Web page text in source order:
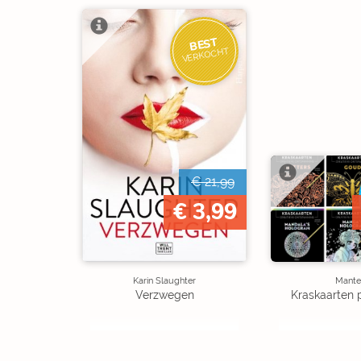
BEST
VERKOCHT
€ 21,99
€ 3,99
Karin Slaughter
Verzwegen Kraskaarten